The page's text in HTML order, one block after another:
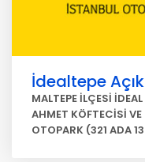
İdealtepe
MALTEPE İLÇESİ
AHMET KÖFTECİSİ
OTOPARK (321 ADA